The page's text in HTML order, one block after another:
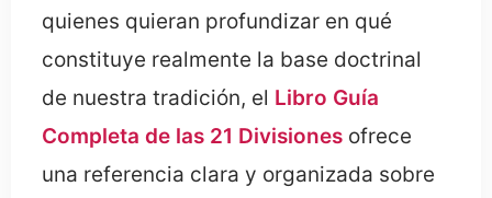
quienes quieran profundizar en qué
constituye realmente la base doctrinal
de nuestra tradición, el Libro Guía
Completa de las 21 Divisiones ofrece
una referencia clara y organizada sobre